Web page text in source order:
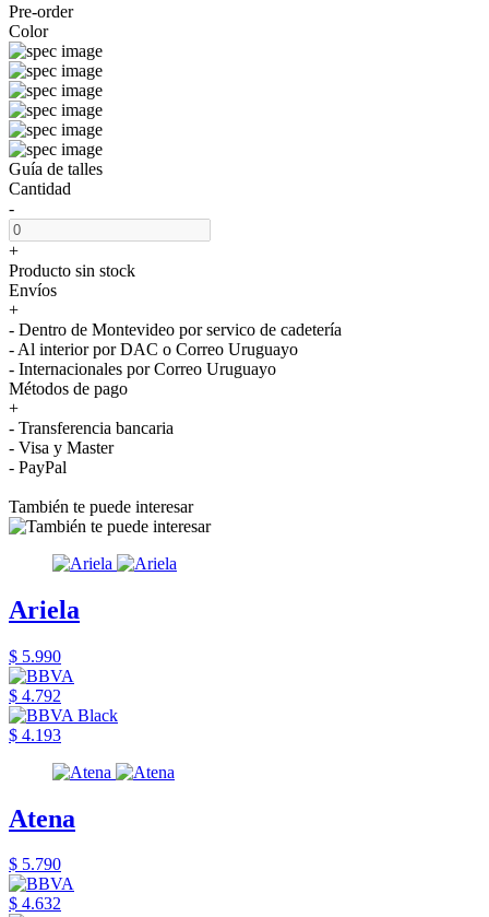
Pre-order
Color
Guía de talles
Cantidad
-
+
Producto sin stock
Envíos
+
- Dentro de Montevideo por servico de cadetería
- Al interior por DAC o Correo Uruguayo
- Internacionales por Correo Uruguayo
Métodos de pago
+
- Transferencia bancaria
- Visa y Master
- PayPal
También te puede interesar
Ariela
$ 5.990
$ 4.792
$ 4.193
Atena
$ 5.790
$ 4.632